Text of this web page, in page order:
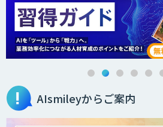
AIsmileyからご案内